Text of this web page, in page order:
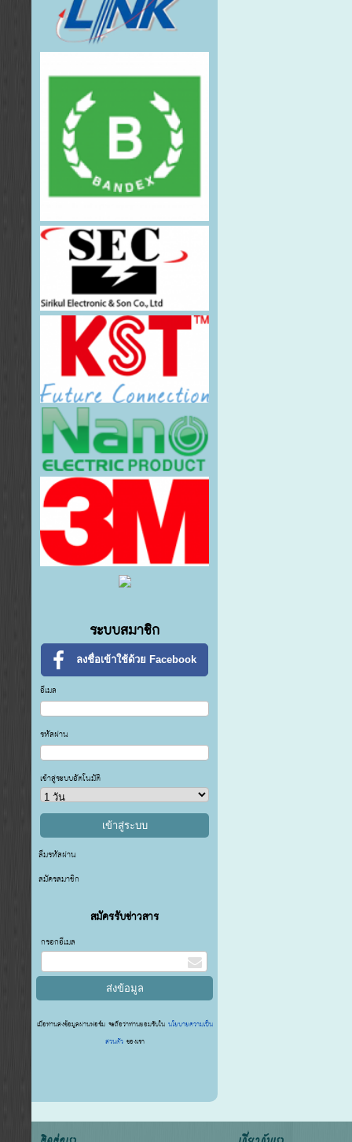
ระบบสมาชิก
ลงชื่อเข้าใช้ด้วย Facebook
อีเมล
รหัสผ่าน
เข้าสู่ระบบอัตโนมัติ
ลืมรหัสผ่าน
สมัครสมาชิก
สมัครรับข่าวสาร
กรอกอีเมล
เมื่อท่านส่งข้อมูลผ่านฟอร์ม จะถือว่าท่านยอมรับในนโยบายความเป็น
ส่วนตัว ของเรา